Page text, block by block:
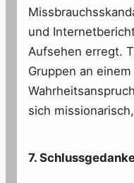
und
Aufsehen erregt.
Gruppen an
sich
7.